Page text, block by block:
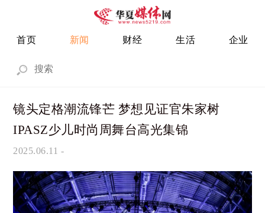
首页 新闻 财经 生活 企业
镜头定格潮流锋芒 梦想见证官朱家树
IPASZ少儿时尚周舞台高光集锦
2025.06.11 -